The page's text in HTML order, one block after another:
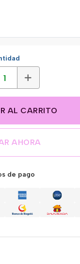
AL CARRITO
AHORA
de pago